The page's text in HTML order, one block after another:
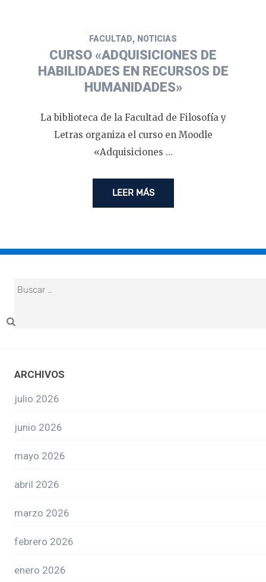
FACULTAD, NOTICIAS
CURSO «ADQUISICIONES DE
HABILIDADES EN RECURSOS DE
HUMANIDADES»
La biblioteca de la Facultad de Filosofía y
Letras organiza el curso en Moodle
«Adquisiciones …
LEER MÁS
ARCHIVOS
julio 2026
junio 2026
mayo 2026
abril 2026
marzo 2026
febrero 2026
enero 2026